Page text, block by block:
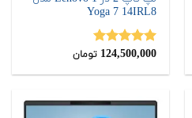
Yoga 7 14IRL8
نمره5.00
124,500,000 تومان